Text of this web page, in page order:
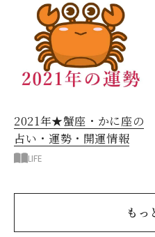
2021年★蟹座・かに座の
占い・運勢・開運情報
LIFE
もっ